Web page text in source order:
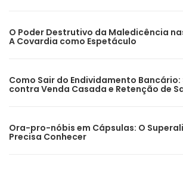
O Poder Destrutivo da Maledicência
A Covardia como Espetáculo
Como Sair do Endividamento Bancário:
contra Venda Casada e Retenção de
Ora-pro-nóbis em Cápsulas: O
Precisa Conhecer